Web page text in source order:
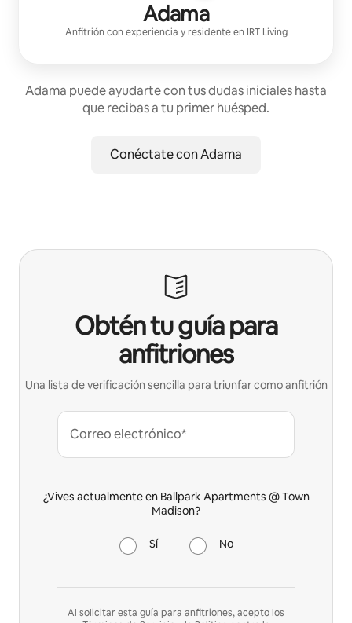
Adama
Anfitrión con experiencia y residente en IRT Living
Adama puede ayudarte con tus dudas iniciales hasta
que recibas a tu primer huésped.
Conéctate con Adama
Obtén tu guía para
anfitriones
Una lista de verificación sencilla para triunfar como anfitrión
Correo electrónico*
¿Vives actualmente en Ballpark Apartments @ Town
Madison?
Sí No
Al solicitar esta guía para anfitriones, acepto los